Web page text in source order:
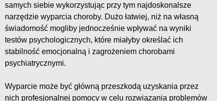
samych siebie wykorzystując przy tym najdoskonalsze
narzędzie wyparcia choroby. Dużo łatwiej, niż na własną
świadomość mogliby jednocześnie wpływać na wyniki
testów psychologicznych, które miałyby określać ich
stabilność emocjonalną i zagrożeniem chorobami
psychiatrycznymi.
Wyparcie może być główną przeszkodą uzyskania przez
nich profesjonalnej pomocy w celu rozwiązania problemów